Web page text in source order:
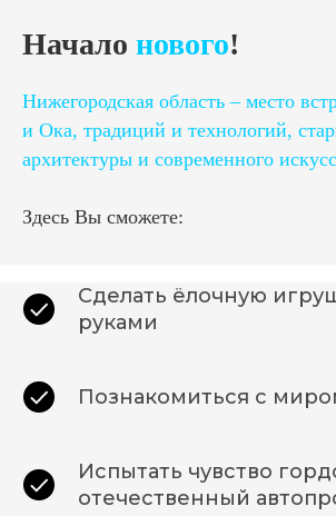
Начало нового!
Нижегородская область – место
и Ока, традиций и технологий,
архитектуры и современного
Здесь Вы сможете:
Сделать ёлочную
руками
Познакомиться с
Испытать чувство
отечественный